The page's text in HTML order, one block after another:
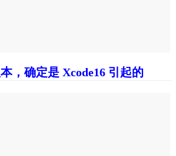
，确定是 Xcode16 引起的